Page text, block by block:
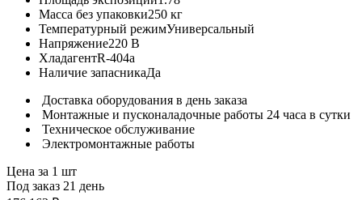
Масса без упаковки250 кг
Температурный режимУниверсальный
Напряжение220 В
ХладагентR-404a
Наличие запасникаДа
Доставка оборудования в день заказа
Монтажные и пусконаладочные работы 24 часа в сутки
Техническое обслуживание
Электромонтажные работы
Цена за 1 шт
Под заказ 21 день